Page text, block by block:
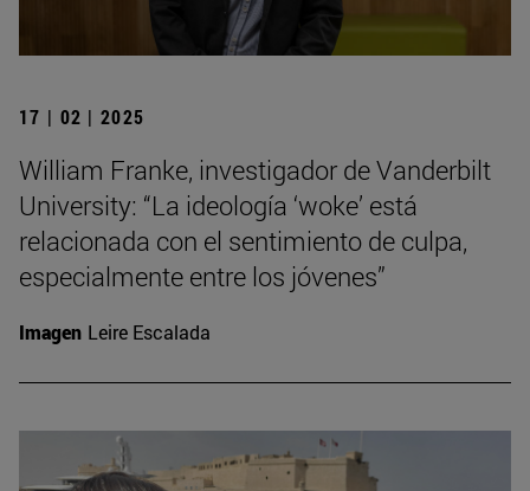
17 | 02 | 2025
William Franke, investigador de Vanderbilt
University: “La ideología ‘woke’ está
relacionada con el sentimiento de culpa,
especialmente entre los jóvenes”
Imagen Leire Escalada